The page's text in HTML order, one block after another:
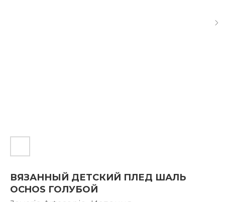
ВЯЗАННЫЙ ДЕТСКИЙ ПЛЕД ШАЛЬ
OCHOS ГОЛУБОЙ